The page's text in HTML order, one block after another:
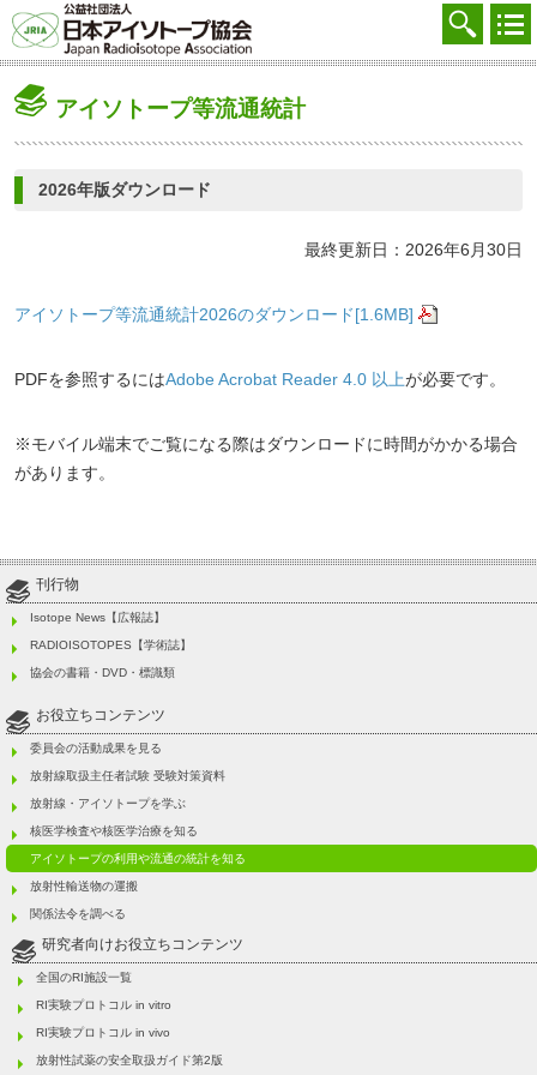
協会を知る
廃棄する
FAQ
交通アクセス
アイソトープ等流通統計
2026年版ダウンロード
最終更新日：2026年6月30日
アイソトープ等流通統計2026のダウンロード[1.6MB]
PDFを参照するにはAdobe Acrobat Reader 4.0 以上が必要です。
※モバイル端末でご覧になる際はダウンロードに時間がかかる場合
があります。
刊行物
Isotope News【広報誌】
RADIOISOTOPES【学術誌】
協会の書籍・DVD・標識類
お役立ちコンテンツ
委員会の活動成果を見る
放射線取扱主任者試験 受験対策資料
放射線・アイソトープを学ぶ
核医学検査や核医学治療を知る
アイソトープの利用や流通の統計を知る
放射性輸送物の運搬
関係法令を調べる
研究者向けお役立ちコンテンツ
全国のRI施設一覧
RI実験プロトコル in vitro
RI実験プロトコル in vivo
放射性試薬の安全取扱ガイド第2版